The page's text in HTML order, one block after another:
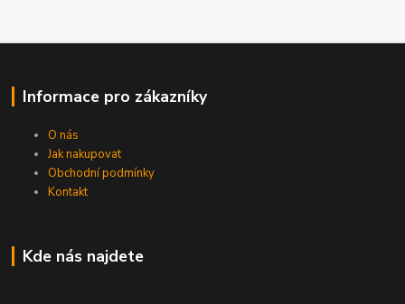
Informace pro zákazníky
O nás
Jak nakupovat
Obchodní podmínky
Kontakt
Kde nás najdete